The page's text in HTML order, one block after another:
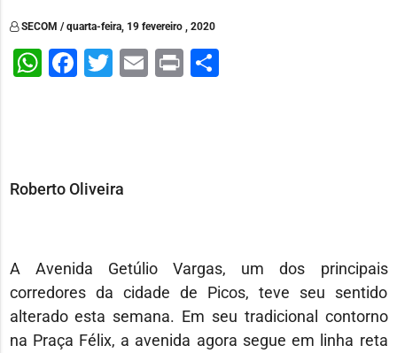
SECOM / quarta-feira, 19 fevereiro , 2020
WhatsApp
Facebook
Twitter
Email
PrintShare
Roberto Oliveira
A Avenida Getúlio Vargas, um dos principais
corredores da cidade de Picos, teve seu sentido
alterado esta semana. Em seu tradicional contorno
na Praça Félix, a avenida agora segue em linha reta